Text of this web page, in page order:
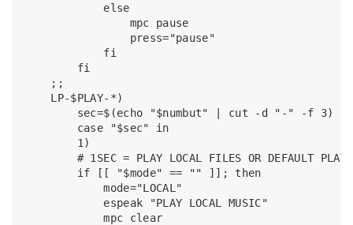
            else
                mpc pause
                press="pause"
            fi
        fi
    ;;
    LP-$PLAY-*)
        sec=$(echo "$numbut" | cut -d "-" -f 3)
        case "$sec" in
        1)
# 1SEC = PLAY LOCAL FILES OR DEFAULT
        if [[ "$mode" == "" ]]; then
            mode="LOCAL"
            espeak "PLAY LOCAL MUSIC"
            mpc clear